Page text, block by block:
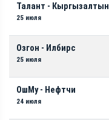
Талант - Кыргызалтын
25 июля
Озгон - Илбирс
25 июля
ОшМу - Нефтчи
24 июля